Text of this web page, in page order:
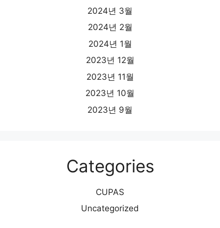
2024년 3월
2024년 2월
2024년 1월
2023년 12월
2023년 11월
2023년 10월
2023년 9월
Categories
CUPAS
Uncategorized